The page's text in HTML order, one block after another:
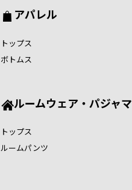
アパレル
トップス
ボトムス
ルームウェア・パジャマ
トップス
ルームパンツ